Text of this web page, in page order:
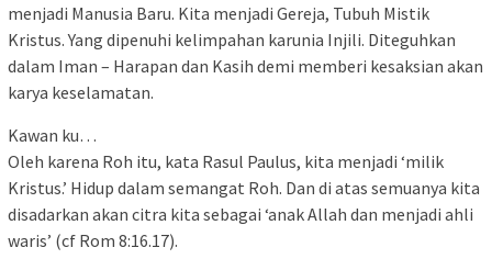
menjadi Manusia Baru. Kita menjadi Gereja, Tubuh Mistik
Kristus. Yang dipenuhi kelimpahan karunia Injili. Diteguhkan
dalam Iman – Harapan dan Kasih demi memberi kesaksian akan
karya keselamatan.
Kawan ku…
Oleh karena Roh itu, kata Rasul Paulus, kita menjadi ‘milik
Kristus.’ Hidup dalam semangat Roh. Dan di atas semuanya kita
disadarkan akan citra kita sebagai ‘anak Allah dan menjadi ahli
waris’ (cf Rom 8:16.17).